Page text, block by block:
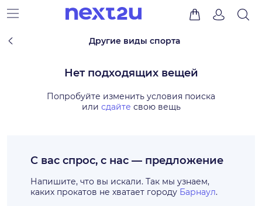
Другие виды спорта
Нет подходящих вещей
Попробуйте изменить условия поиска
или сдайте свою вещь
С вас спрос, с нас — предложение
Напишите, что вы искали. Так мы узнаем,
каких прокатов не хватает городу Барнаул.